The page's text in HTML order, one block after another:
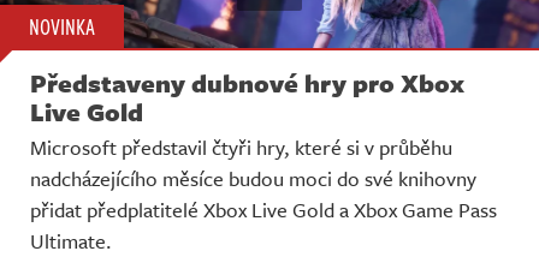
NOVINKA
Představeny dubnové hry pro Xbox
Live Gold
Microsoft představil čtyři hry, které si v průběhu
nadcházejícího měsíce budou moci do své knihovny
přidat předplatitelé Xbox Live Gold a Xbox Game Pass
Ultimate.